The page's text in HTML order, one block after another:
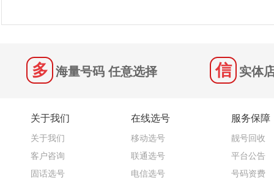
海量号码 任意选择 实体
关于我们
关于我们
客户咨询
固话选号
在线选号
移动选号
联通选号
电信选号
服务保障
靓号回收
平台公告
号码资费